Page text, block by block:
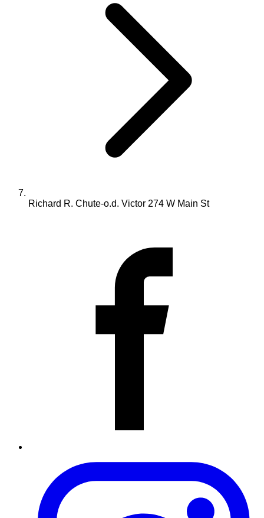
Richard R. Chute-o.d. Victor 274 W Main St